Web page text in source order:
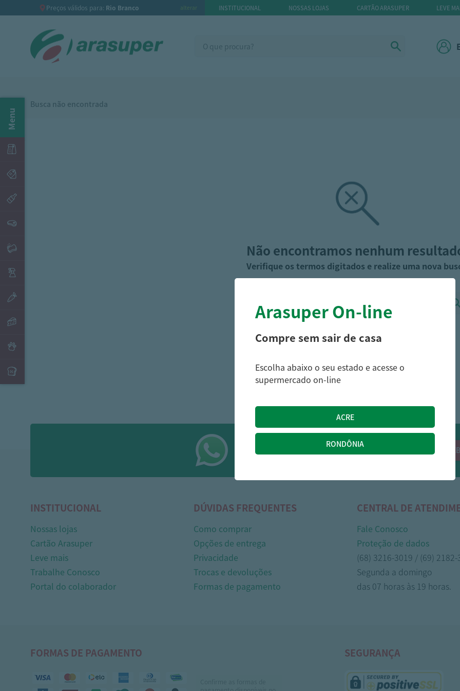
Preços válidos para: Rio Branco alterar INSTITUCIONAL NOSSAS LOJAS CARTÃO ARASUPER LEVE
Menu
Busca não encontrada
Não encontramos nenhum
Verifique os termos digitados e realize uma nova
OFERTAS NO WHATSAPP:
Siga nossos canais oficiais de ofertas no
INSTITUCIONAL
Nossas lojas
Cartão Arasuper
Leve mais
Trabalhe Conosco
Portal do colaborador
DÚVIDAS FREQUENTES
Como comprar
Opções de entrega
Privacidade
Trocas e devoluções
Formas de pagamento
CENTRAL DE
Fale Conosco
Proteção de dados
(68) 3216-3019 / (69) 2182-
Segunda a domingo
das 07 horas às 19 horas.
FORMAS DE PAGAMENTO SEGURANÇA
Arasuper On-line
Compre sem sair de casa
Escolha abaixo o seu estado e acesse o
supermercado on-line